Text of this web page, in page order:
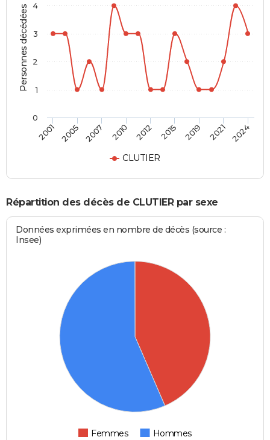
Personnes décédées
CLUTIER
2001 2005 2007 2010 2012 2015 2019 2021 2024
0
1
2
3
4
Répartition des décès de CLUTIER par sexe
Données exprimées en nombre de décès (source :
Insee)
Femmes Hommes